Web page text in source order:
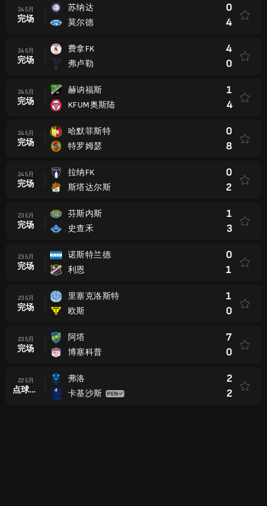
24 5月
完场
苏纳达
莫尔德
0
4
24 5月
完场
费拿FK
弗卢勒
4
0
24 5月
完场
赫讷福斯
KFUM奥斯陆
1
4
24 5月
完场
哈默菲斯特
特罗姆瑟
0
8
24 5月
完场
拉纳FK
斯塔达尔斯
0
2
23 5月
完场
芬斯内斯
史查禾
1
3
23 5月
完场
诺斯特兰德
利恩
0
1
23 5月
完场
里塞克洛斯特
欧斯
1
0
23 5月
完场
阿塔
博塞科普
7
0
22 5月
点球大战后
弗洛
卡基沙斯
2
2